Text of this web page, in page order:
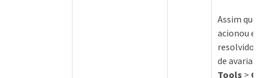
Assim que
acionou
resolvido,
de
Tools >